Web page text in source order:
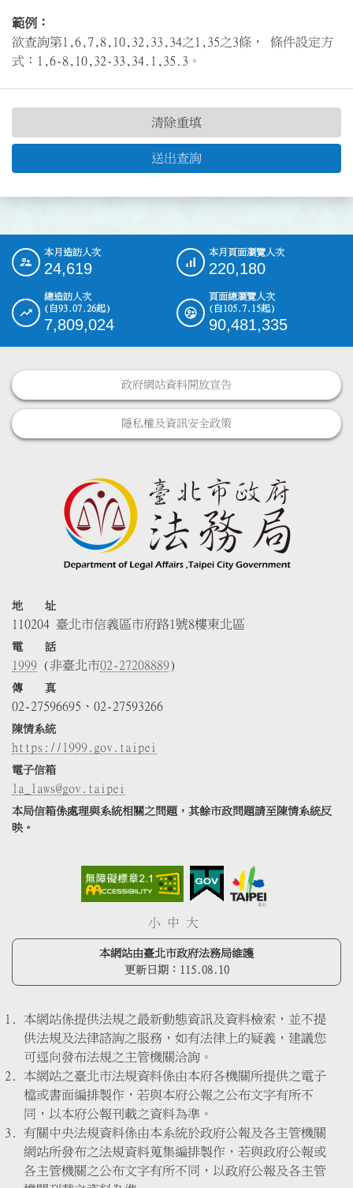
範例：
欲查詢第1,6,7,8,10,32,33,34之1,35之3條， 條件設定方
式：1,6-8,10,32-33,34.1,35.3。
送出查詢
清除重填
::: 本月造訪人次
24,619
本月頁面瀏覽人次
220,180
總造訪人次
(自93.07.26起)
7,809,024
頁面總瀏覽人次
(自105.7.15起)
90,481,335
政府網站資料開放宣告
隱私權及資訊安全政策
地 址
110204 臺北市信義區市府路1號8樓東北區
電 話
1999 (非臺北市02-27208889)
傳 真
02-27596695、02-27593266
陳情系統
https://1999.gov.taipei
電子信箱
la_laws@gov.taipei
本局信箱係處理與系統相關之問題，其餘市政問題請至陳情系統反
映。
小 中 大
本網站由臺北市政府法務局維護
更新日期： 115.08.10
本網站係提供法規之最新動態資訊及資料檢索，並不提
供法規及法律諮詢之服務，如有法律上的疑義，建議您
可逕向發布法規之主管機關洽詢。
本網站之臺北市法規資料係由本府各機關所提供之電子
檔或書面編排製作，若與本府公報之公布文字有所不
同，以本府公報刊載之資料為準。
有關中央法規資料係由本系統於政府公報及各主管機關
網站所發布之法規資料蒐集編排製作，若與政府公報或
各主管機關之公布文字有所不同，以政府公報及各主管